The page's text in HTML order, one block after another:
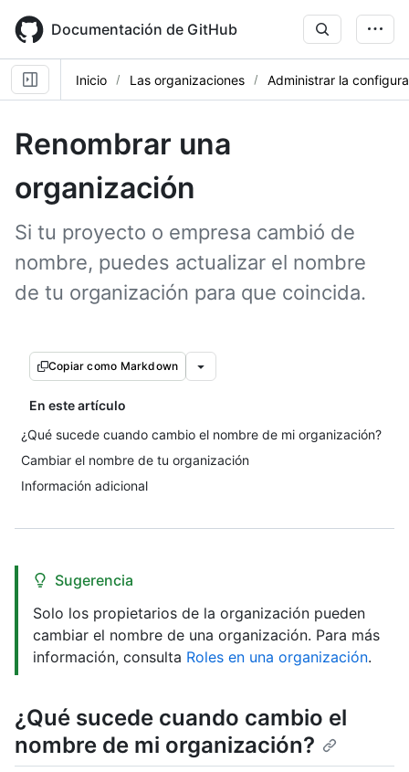
main
content
Documentación de GitHub
Inicio Las organizaciones Administrar la
Renombrar una
organización
Si tu proyecto o empresa cambió de
nombre, puedes actualizar el nombre
de tu organización para que coincida.
Copiar como Markdown
En este artículo
¿Qué sucede cuando cambio el nombre de mi organización?
Cambiar el nombre de tu organización
Información adicional
Sugerencia
Solo los propietarios de la organización pueden
cambiar el nombre de una organización. Para más
información, consulta Roles en una organización.
¿Qué sucede cuando cambio el
nombre de mi organización?